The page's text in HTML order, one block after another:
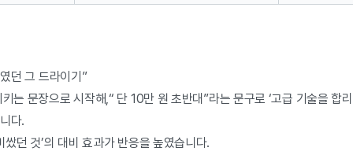
던 그 드라이기”
는 문장으로 시작해,“ 단 10만 원 초반대”라는 문구로 ‘고급 기술을 합
다.
쌌던 것’의 대비 효과가 반응을 높였습니다.